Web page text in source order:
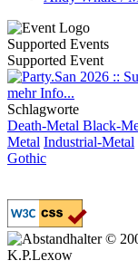
Supported Events
Supported Event
Schlagworte
Death-Metal Black-
Metal Industrial-Metal
Gothic
©
K.P.Lexow